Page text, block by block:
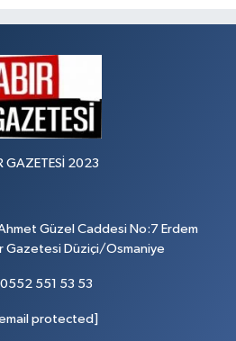
GAZETESİ 2023
Güzel Caddesi No:7 Erdem
Gazetesi Düziçi/Osmaniye
0552 551 53 53
protected]